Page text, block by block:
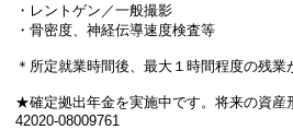
・レントゲン／一般撮影
・骨密度、神経伝導速度検査等
＊所定就業時間後、最大１時間程度の残業
★確定拠出年金を実施中です。将来の資産
42020-08009761